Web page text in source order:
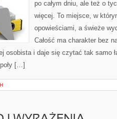
po całym dniu, ale też o
więcej. To miejsce, w
opowieściami, a świeże
Całość ma charakter bez
osobista i daje się czytać tak samo
[…]